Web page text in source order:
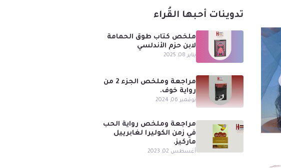
تدوينات أحبها القُراء
ملخص كتاب طوق الحمامة
لابن حزم الأندلسي
يناير 08, 2025
مراجعة وملخص الجزء 2 من
رواية خوف.
نوفمبر 06, 2024
مراجعة وملخص رواية الحب
في زمن الكوليرا لغابرييل
ماركيز.
أغسطس 02, 2023